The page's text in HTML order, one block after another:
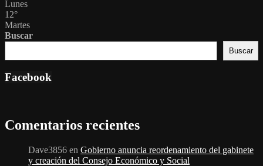
Lunes
12°
Martes
Buscar
Buscar
Facebook
Comentarios recientes
Dave3856 en Gobierno anuncia reordenamiento del gabinete
y creación del Consejo Económico y Social